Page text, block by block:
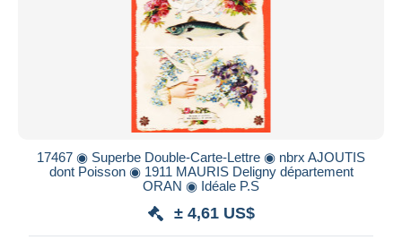
17467 ◉ Superbe Double-Carte-Lettre ◉ nbrx AJOUTIS
dont Poisson ◉ 1911 MAURIS Deligny département
ORAN ◉ Idéale P.S
± 4,61 US$